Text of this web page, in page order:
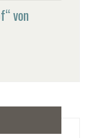
von